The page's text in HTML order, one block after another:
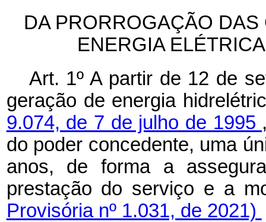
DA PRORROGAÇÃO
ENERGIA
Art. 1ºA partir de 12 de
geração de energia
9.074, de 7 de julho de 1995
do poder concedente, uma
anos, de forma a
prestação do serviço e a
Provisória nº 1.031, de 2021)